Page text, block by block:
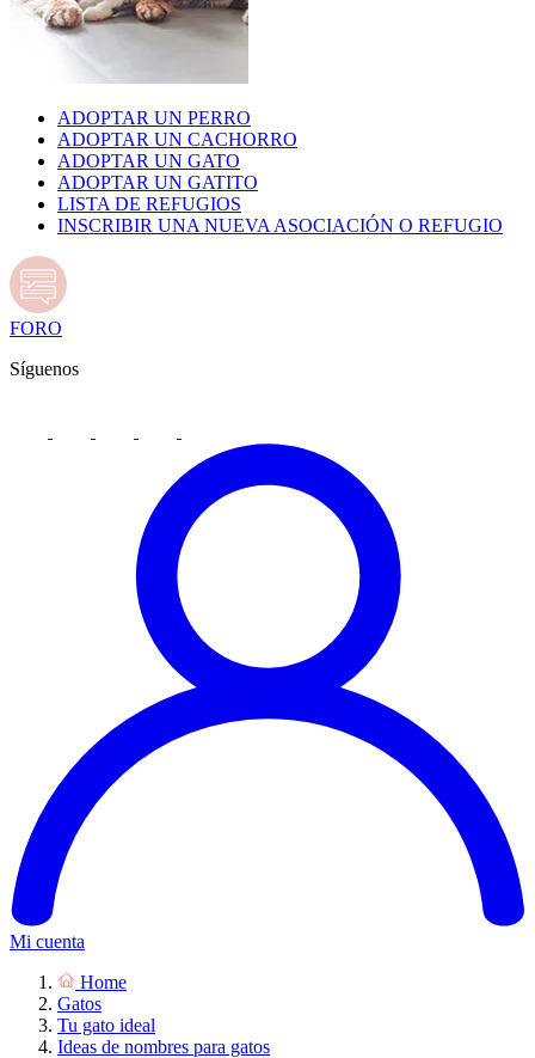
ADOPTAR UN PERRO
ADOPTAR UN CACHORRO
ADOPTAR UN GATO
ADOPTAR UN GATITO
LISTA DE REFUGIOS
INSCRIBIR UNA NUEVA ASOCIACIÓN O REFUGIO
FORO
Síguenos
Mi cuenta
Home
Gatos
Tu gato ideal
Ideas de nombres para gatos